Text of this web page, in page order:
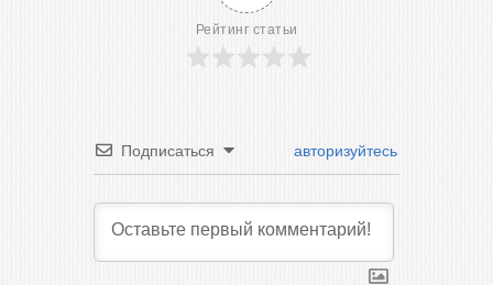
Рейтинг статьи
Подписаться авторизуйтесь